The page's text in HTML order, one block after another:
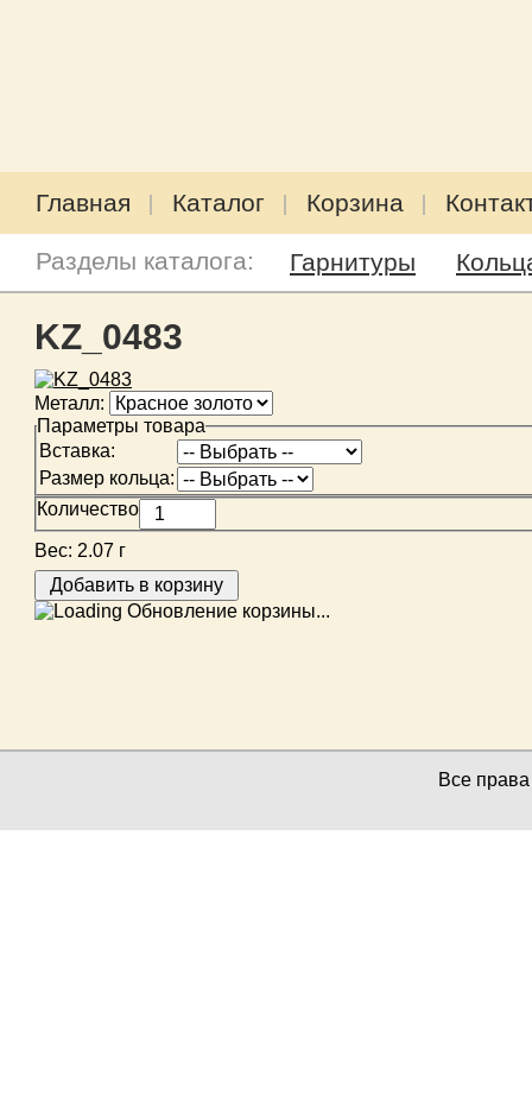
Главная Каталог Корзина
Разделы каталога: Гарнитуры
KZ_0483
Металл:
Параметры товара
Вставка:
Размер кольца:
Количество
Вес: 2.07 г
Обновление корзины...
Все